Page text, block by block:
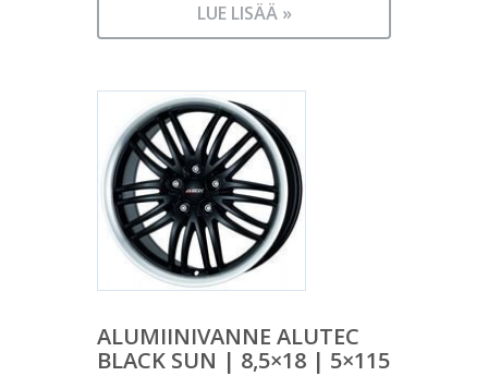
LUE LISÄÄ »
ALUMIINIVANNE ALUTEC
BLACK SUN | 8,5×18 | 5×115